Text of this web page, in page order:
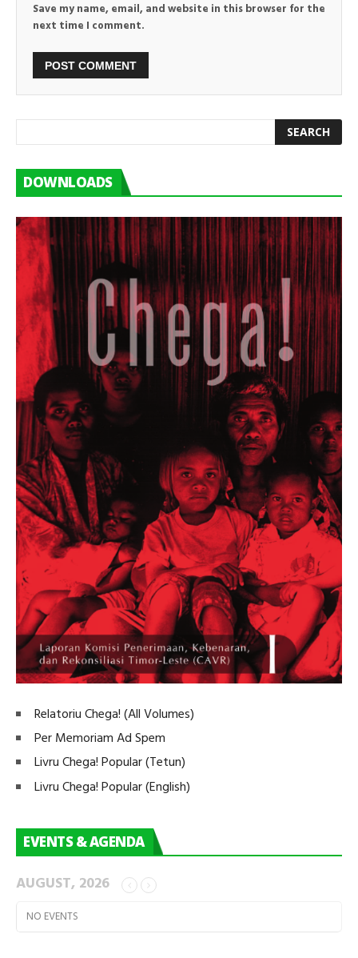
Save my name, email, and website in this browser for the
next time I comment.
DOWNLOADS
Relatoriu Chega! (All Volumes)
Per Memoriam Ad Spem
Livru Chega! Popular (Tetun)
Livru Chega! Popular (English)
EVENTS & AGENDA
AUGUST, 2026
NO EVENTS